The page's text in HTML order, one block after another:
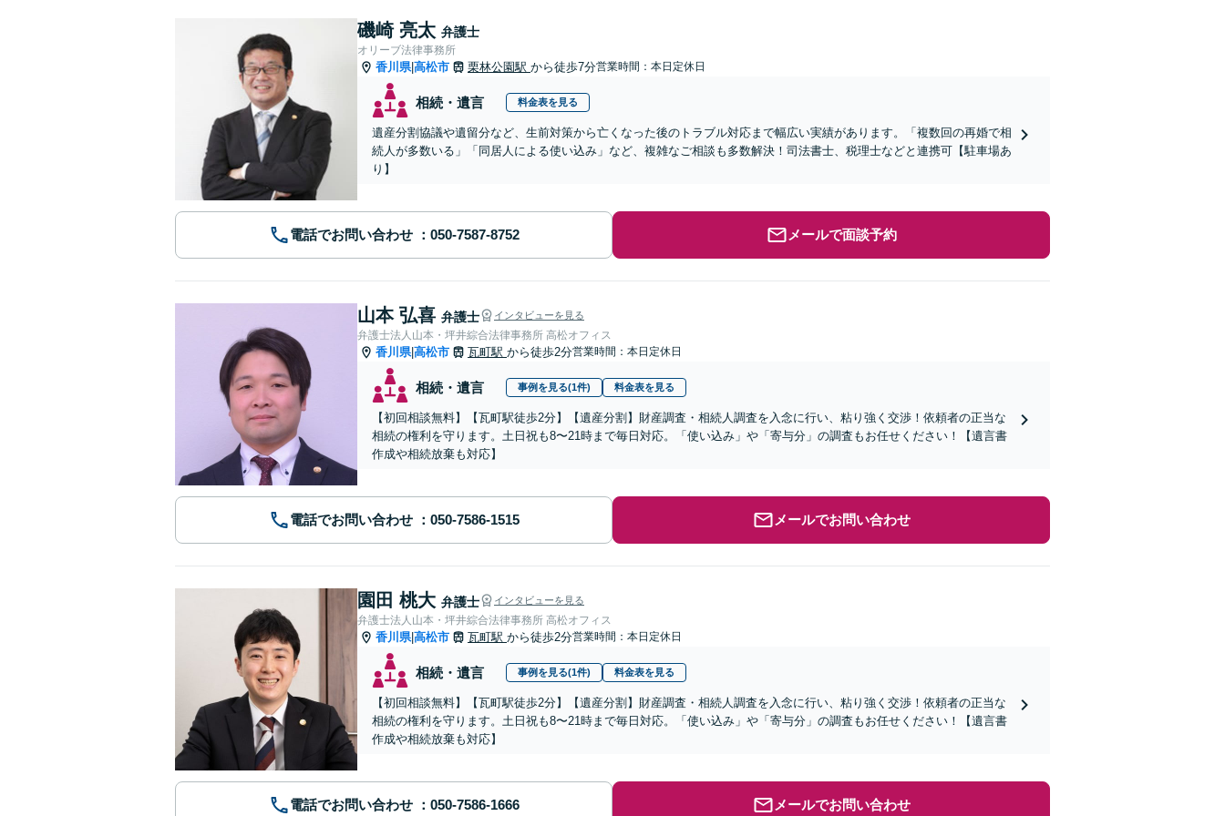
磯崎 亮太 弁護士
オリーブ法律事務所
香川県|高松市 栗林公園駅 から徒歩7分営業時間：本日定休日
相続・遺言 料金表を見る
遺産分割協議や遺留分など、生前対策から亡くなった後のトラブル対応まで幅広い実績があります。「複数回の再婚で相
続人が多数いる」「同居人による使い込み」など、複雑なご相談も多数解決！司法書士、税理士などと連携可【駐車場あ
り】
電話でお問い合わせ メールで面談予約
山本 弘喜 弁護士 インタビューを見る
弁護士法人山本・坪井綜合法律事務所 高松オフィス
香川県|高松市 瓦町駅 から徒歩2分営業時間：本日定休日
相続・遺言 事例を見る(1件) 料金表を見る
【初回相談無料】【瓦町駅徒歩2分】【遺産分割】財産調査・相続人調査を入念に行い、粘り強く交渉！依頼者の正当な
相続の権利を守ります。土日祝も8〜21時まで毎日対応。「使い込み」や「寄与分」の調査もお任せください！【遺言書
作成や相続放棄も対応】
電話でお問い合わせ メールでお問い合わせ
園田 桃大 弁護士 インタビューを見る
弁護士法人山本・坪井綜合法律事務所 高松オフィス
香川県|高松市 瓦町駅 から徒歩2分営業時間：本日定休日
相続・遺言 事例を見る(1件) 料金表を見る
【初回相談無料】【瓦町駅徒歩2分】【遺産分割】財産調査・相続人調査を入念に行い、粘り強く交渉！依頼者の正当な
相続の権利を守ります。土日祝も8〜21時まで毎日対応。「使い込み」や「寄与分」の調査もお任せください！【遺言書
作成や相続放棄も対応】
電話でお問い合わせ メールでお問い合わせ